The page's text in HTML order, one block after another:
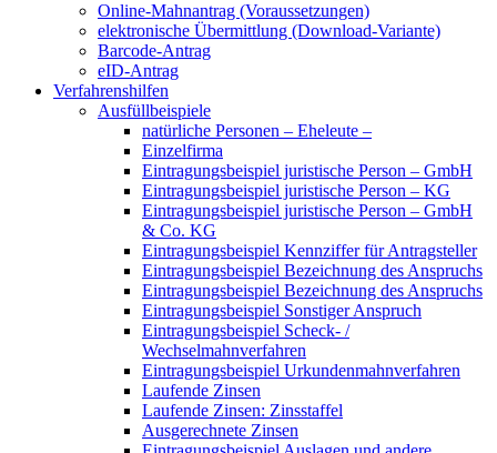
Online-Mahnantrag (Voraussetzungen)
elektronische Übermittlung (Download-Variante)
Barcode-Antrag
eID-Antrag
Verfahrenshilfen
Ausfüllbeispiele
natürliche Personen – Eheleute –
Einzelfirma
Eintragungsbeispiel juristische Person – GmbH
Eintragungsbeispiel juristische Person – KG
Eintragungsbeispiel juristische Person – GmbH
& Co. KG
Eintragungsbeispiel Kennziffer für Antragsteller
Eintragungsbeispiel Bezeichnung des Anspruchs
Eintragungsbeispiel Bezeichnung des Anspruchs
Eintragungsbeispiel Sonstiger Anspruch
Eintragungsbeispiel Scheck- /
Wechselmahnverfahren
Eintragungsbeispiel Urkundenmahnverfahren
Laufende Zinsen
Laufende Zinsen: Zinsstaffel
Ausgerechnete Zinsen